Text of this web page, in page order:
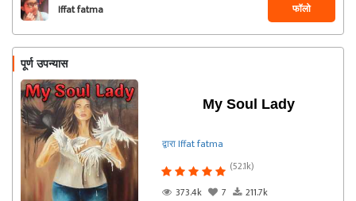
Iffat fatma फॉलो
पूर्ण उपन्यास
My Soul Lady
द्वारा Iffat fatma
(52.1k)
373.4k
7 211.7k